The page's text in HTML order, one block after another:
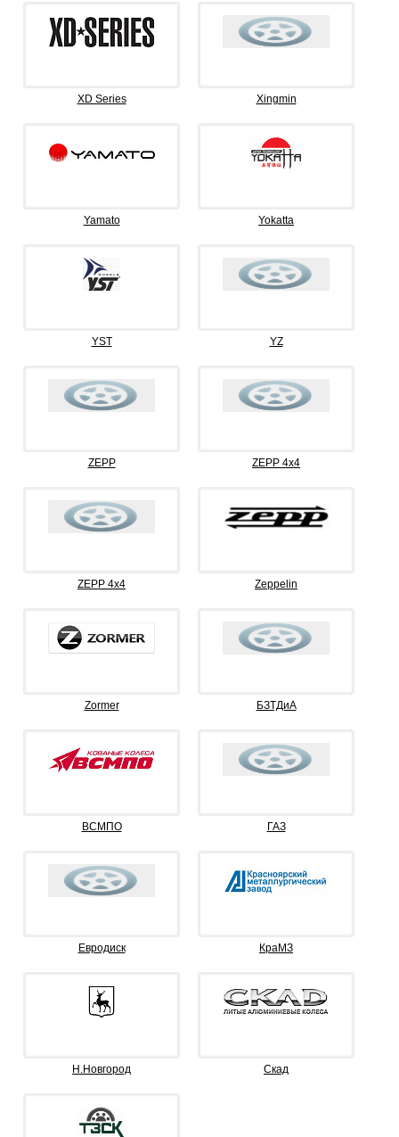
XD Series Xingmin
Yamato Yokatta
YST YZ
ZEPP ZEPP 4x4
ZEPP 4х4 Zeppelin
Zormer БЗТДиА
ВСМПО ГАЗ
Евродиск КраМЗ
Н.Новгород Скад